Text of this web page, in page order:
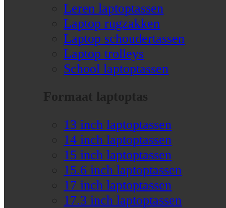
Leren laptoptassen
Laptop rugzakken
Laptop schoudertassen
Laptop trolleys
School laptoptassen
Formaat laptoptas
13 inch laptoptassen
14 inch laptoptassen
15 inch laptoptassen
15.6 inch laptoptassen
17 inch laptoptassen
17.3 inch laptoptassen